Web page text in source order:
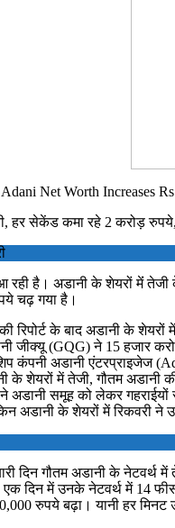
Net Worth Increases
हर सेकेंड कमा रहे 2 करोड़
रही है। अडानी के शेयरों मेंं
चढ़ गया है।
की रिपोर्ट के बाद अडानी के
जीक्यू (GQG) ने 15 हजार
कंपनी अडानी एंटरप्राइजेज
के शेयरों में तेजी, गौतम
अडानी समूह को लेकर
अडानी के शेयरों में रिकवरी ने
दिन गौतम अडानी के
दिन में उनके नेटवर्थ में 14
रुपये बढ़ा। यानी हर